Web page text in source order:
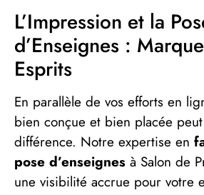
L’Impression et la
d’Enseignes :
Esprits
En parallèle de vos efforts en
bien conçue et bien placée
différence. Notre expertise en
pose d’enseignes à Salon de
une visibilité accrue pour votre